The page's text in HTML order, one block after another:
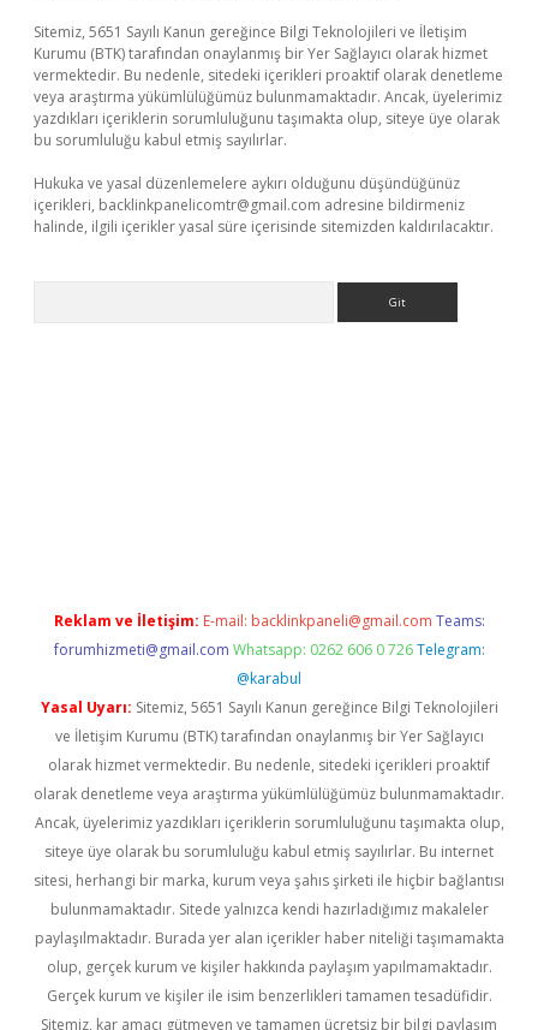
Sitemiz, 5651 Sayılı Kanun gereğince Bilgi Teknolojileri ve İletişim
Kurumu (BTK) tarafından onaylanmış bir Yer Sağlayıcı olarak hizmet
vermektedir. Bu nedenle, sitedeki içerikleri proaktif olarak denetleme
veya araştırma yükümlülüğümüz bulunmamaktadır. Ancak, üyelerimiz
yazdıkları içeriklerin sorumluluğunu taşımakta olup, siteye üye olarak
bu sorumluluğu kabul etmiş sayılırlar.
Hukuka ve yasal düzenlemelere aykırı olduğunu düşündüğünüz
içerikleri, backlinkpanelicomtr@gmail.com adresine bildirmeniz
halinde, ilgili içerikler yasal süre içerisinde sitemizden kaldırılacaktır.
Reklam ve İletişim: E-mail: backlinkpaneli@gmail.com Teams:
forumhizmeti@gmail.com Whatsapp: 0262 606 0 726 Telegram:
@karabul
Yasal Uyarı: Sitemiz, 5651 Sayılı Kanun gereğince Bilgi Teknolojileri
ve İletişim Kurumu (BTK) tarafından onaylanmış bir Yer Sağlayıcı
olarak hizmet vermektedir. Bu nedenle, sitedeki içerikleri proaktif
olarak denetleme veya araştırma yükümlülüğümüz bulunmamaktadır.
Ancak, üyelerimiz yazdıkları içeriklerin sorumluluğunu taşımakta olup,
siteye üye olarak bu sorumluluğu kabul etmiş sayılırlar. Bu internet
sitesi, herhangi bir marka, kurum veya şahıs şirketi ile hiçbir bağlantısı
bulunmamaktadır. Sitede yalnızca kendi hazırladığımız makaleler
paylaşılmaktadır. Burada yer alan içerikler haber niteliği taşımamakta
olup, gerçek kurum ve kişiler hakkında paylaşım yapılmamaktadır.
Gerçek kurum ve kişiler ile isim benzerlikleri tamamen tesadüfidir.
Sitemiz, kar amacı gütmeyen ve tamamen ücretsiz bir bilgi paylaşım